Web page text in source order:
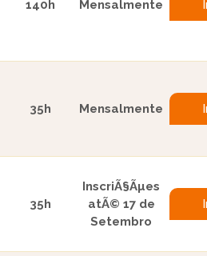
140h Mensalmente
35h Mensalmente
35h
InscriÃ§Ãµes
atÃ© 17 de
Setembro